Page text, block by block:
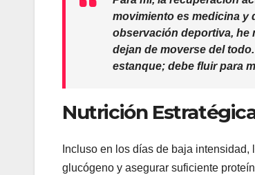
movimiento es medicina y
observación deportiva, he
dejan de moverse del todo.
estanque; debe fluir para
Nutrición
Incluso en los días de baja
glucógeno y asegurar suficiente